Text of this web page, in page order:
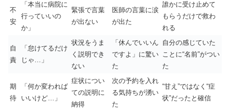
不
安
「本当に病院に
行っていいの
か」
緊張で言葉
が出ない
医師の言葉に涙
が出た
誰かに受け止めて
もらうだけで救わ
れる
自
責
「怠けてるだけ
じゃ…」
状況をうま
く説明でき
ない
「休んでいいん
ですよ」に驚い
た
自分の感じていた
ことに“名前”がつい
た
期
待
「何か変われば
いいけど…」
症状につい
ての説明に
納得
次の予約を入れ
る気持ちが湧い
た
“甘え”ではなく“症
状”だったと確信